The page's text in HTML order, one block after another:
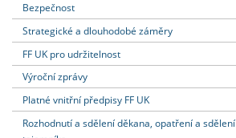
Dozvědět se více
Podat přihlášku
Dozvědět se více
Dozvědět se více
Dozvědět se více
Bezpečnost
Strategické a dlouhodobé záměry
FF UK pro udržitelnost
Výroční zprávy
Platné vnitřní předpisy FF UK
Rozhodnutí a sdělení děkana, opatření a sdělení